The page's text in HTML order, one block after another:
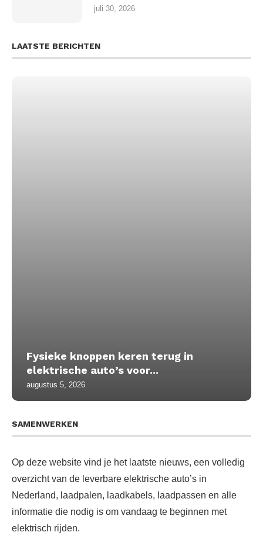
juli 30, 2026
LAATSTE BERICHTEN
Fysieke knoppen keren terug in
elektrische auto’s voor...
augustus 5, 2026
SAMENWERKEN
Op deze website vind je het laatste nieuws, een volledig
overzicht van de leverbare elektrische auto’s in
Nederland, laadpalen, laadkabels, laadpassen en alle
informatie die nodig is om vandaag te beginnen met
elektrisch rijden.